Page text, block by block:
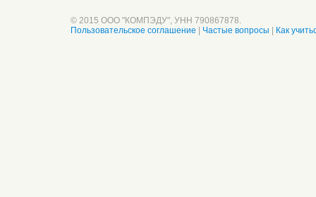
© 2015 ООО "КОМПЭДУ", УНН 790867878.
Пользовательское соглашение
Частые вопросы Как